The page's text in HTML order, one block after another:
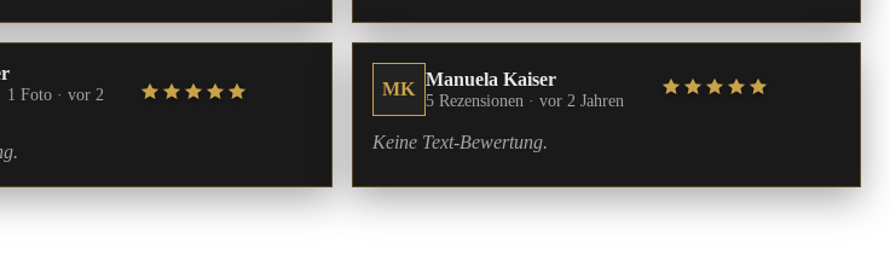
1 Foto ·vor 2
MK Manuela Kaiser
5 Rezensionen · vor 2 Jahren
Keine Text-Bewertung.